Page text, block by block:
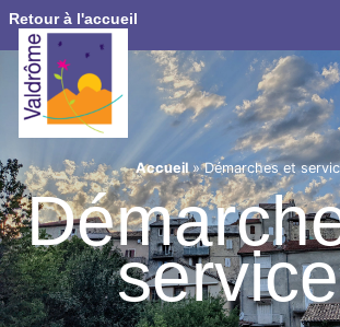
Retour à l'accueil
Accueil»Démarches et